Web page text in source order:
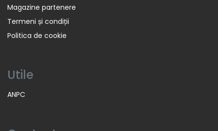
Magazine partenere
Termeni și condiții
Politica de cookie
Utile
ANPC